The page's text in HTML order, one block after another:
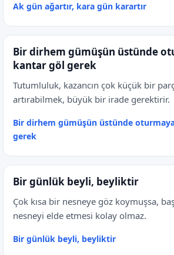
Ak gün ağartır, kara gün karartır
Bir dirhem gümüşün üstünde
kantar göl gerek
Tutumluluk, kazancın çok küçük bir
artırabilmek, büyük bir irade gerektirir.
Bir dirhem gümüşün üstünde
gerek
Bir günlük beyli, beyliktir
Çok kısa bir nesneye göz koymuşsa,
nesneyi elde etmesi kolay olmaz.
Bir günlük beyli, beyliktir